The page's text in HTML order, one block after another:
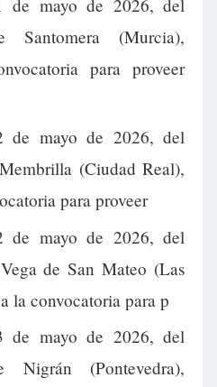
de mayo de 2026, del
Santomera (Murcia),
para proveer
de mayo de 2026, del
(Ciudad Real),
para proveer
de mayo de 2026, del
de San Mateo (Las
la convocatoria para p
de mayo de 2026, del
Nigrán (Pontevedra),